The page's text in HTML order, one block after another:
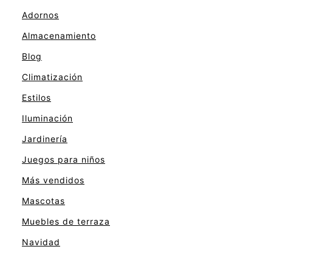
Adornos
Almacenamiento
Blog
Climatización
Estilos
Iluminación
Jardinería
Juegos para niños
Más vendidos
Mascotas
Muebles de terraza
Navidad